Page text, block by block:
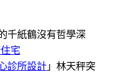
千紙鶴沒有哲學深
宅
診所設計」林天秤突